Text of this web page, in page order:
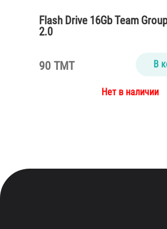
Flash Drive 16Gb Team
2.0
90 TMT В
Нет в наличии